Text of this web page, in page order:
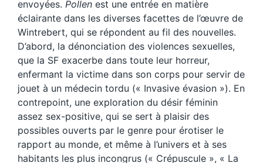
envoyées. Pollen est une entrée en matière
éclairante dans les diverses facettes de l’œuvre de
Wintrebert, qui se répondent au fil des nouvelles.
D’abord, la dénonciation des violences sexuelles,
que la SF exacerbe dans toute leur horreur,
enfermant la victime dans son corps pour servir de
jouet à un médecin tordu (« Invasive évasion »). En
contrepoint, une exploration du désir féminin
assez sex-positive, qui se sert à plaisir des
possibles ouverts par le genre pour érotiser le
rapport au monde, et même à l’univers et à ses
habitants les plus incongrus (« Crépuscule », « La